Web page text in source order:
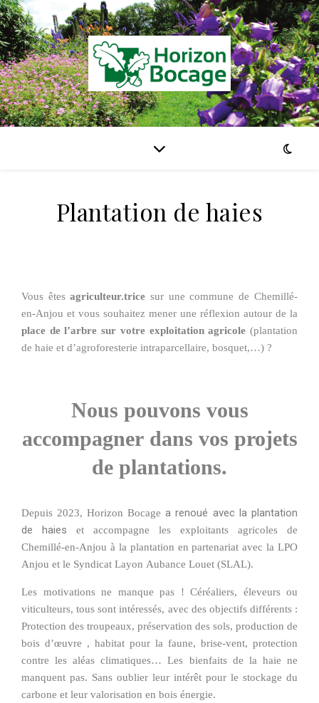
Plantation de haies
Vous êtes agriculteur.trice sur une commune de Chemillé-
en-Anjou et vous souhaitez mener une réflexion autour de la
place de l’arbre sur votre exploitation agricole (plantation
de haie et d’agroforesterie intraparcellaire, bosquet,…) ?
Nous pouvons vous
accompagner dans vos projets
de plantations.
Depuis 2023, Horizon Bocage a renoué avec la plantation
de haies et accompagne les exploitants agricoles de
Chemillé-en-Anjou à la plantation en partenariat avec la LPO
Anjou et le Syndicat Layon Aubance Louet (SLAL).
Les motivations ne manque pas ! Céréaliers, éleveurs ou
viticulteurs, tous sont intéressés, avec des objectifs différents :
Protection des troupeaux, préservation des sols, production de
bois d’œuvre , habitat pour la faune, brise-vent, protection
contre les aléas climatiques… Les bienfaits de la haie ne
manquent pas. Sans oublier leur intérêt pour le stockage du
carbone et leur valorisation en bois énergie.